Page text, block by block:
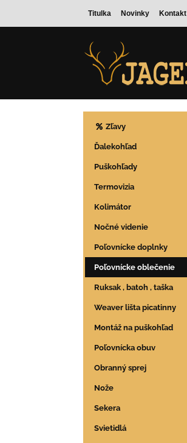
Titulka Novinky Kontakt
Zľavy
Ďalekohľad
Puškohľady
Termovizia
Kolimátor
Nočné videnie
Poľovnícke doplnky
Poľovnícke oblečenie
Ruksak , batoh , taška
Weaver lišta picatinny
Montáž na puškohľad
Poľovnícka obuv
Obranný sprej
Nože
Sekera
Svietidlá